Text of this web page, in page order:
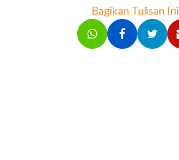
Bagikan Tulisan